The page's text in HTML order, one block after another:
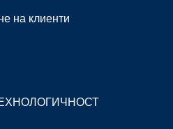
на клиенти